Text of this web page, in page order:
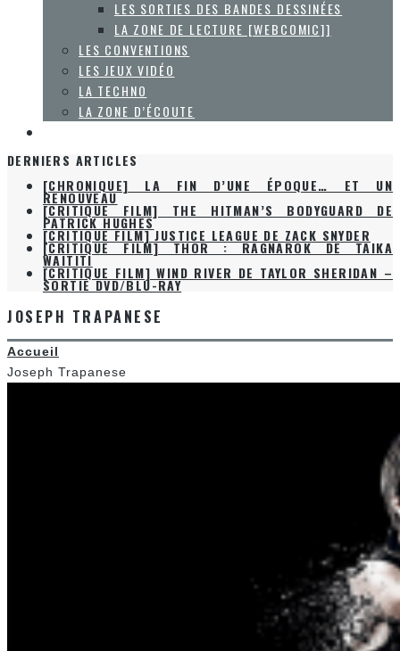
LES SORTIES DES BANDES DESSINÉES
LA ZONE DE LECTURE [WEBCOMIC]]
LES CONVENTIONS
LES JEUX VIDÉO
LA TECHNO
LA ZONE D’ÉCOUTE
DERNIERS ARTICLES
[CHRONIQUE] LA FIN D’UNE ÉPOQUE… ET UN
RENOUVEAU
[CRITIQUE FILM] THE HITMAN’S BODYGUARD DE
PATRICK HUGHES
[CRITIQUE FILM] JUSTICE LEAGUE DE ZACK SNYDER
[CRITIQUE FILM] THOR : RAGNAROK DE TAIKA
WAITITI
[CRITIQUE FILM] WIND RIVER DE TAYLOR SHERIDAN –
SORTIE DVD/BLU-RAY
JOSEPH TRAPANESE
Accueil
Joseph Trapanese